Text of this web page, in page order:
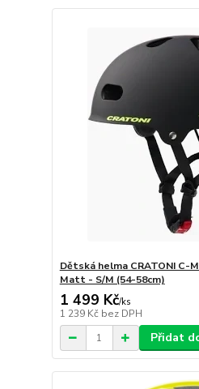
Dětská helma CRATONI C-
Matt - S/M (54-58cm)
1 499 Kč/ks
1 239 Kč bez DPH
Přidat